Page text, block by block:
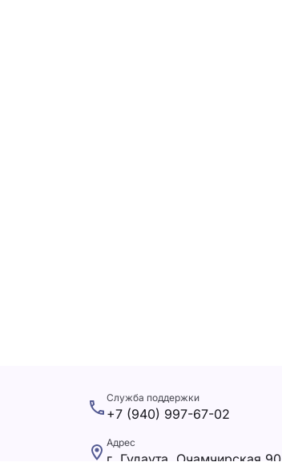
Служба поддержки
+7 (940) 997-67-02
Адрес
г. Гудаута, Очамчирская 90